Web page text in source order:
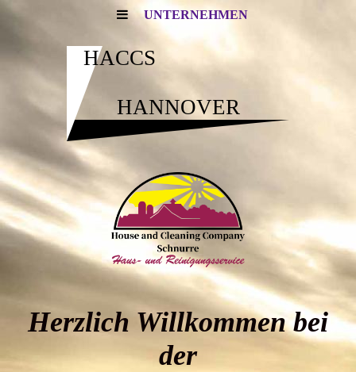
UNTERNEHMEN
HACCS
HANNOVER
Herzlich Willkommen bei
der